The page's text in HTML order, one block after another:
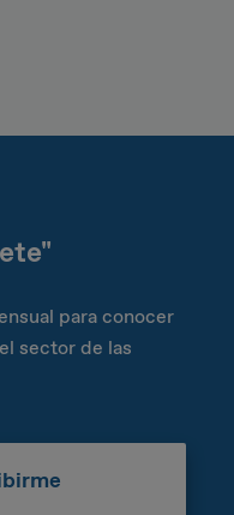
para conocer
sector de las